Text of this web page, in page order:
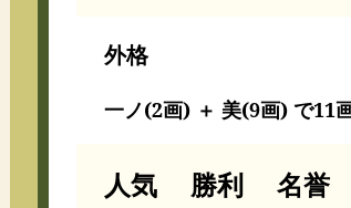
外格
一ノ(2画) ＋ 美(9画) で11
人気 勝利 名